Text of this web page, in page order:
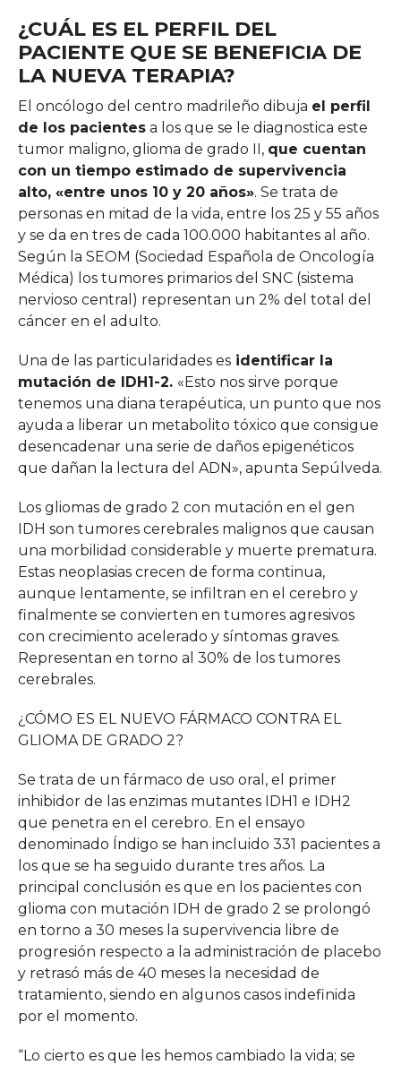
¿CUÁL ES EL PERFIL DEL
PACIENTE QUE SE BENEFICIA DE
LA NUEVA TERAPIA?
El oncólogo del centro madrileño dibuja el perfil
de los pacientesa los que se le diagnostica este
tumor maligno, glioma de grado II, que cuentan
con un tiempo estimado de supervivencia
alto, «entre unos 10 y 20 años». Se trata de
personas en mitad de la vida, entre los 25 y 55 años
y se da en tres de cada 100.000 habitantes al año.
Según la SEOM (Sociedad Española de Oncología
Médica) los tumores primarios del SNC (sistema
nervioso central) representan un 2% del total del
cáncer en el adulto.
Una de las particularidades esidentificar la
mutación de IDH1-2. «Esto nos sirve porque
tenemos una diana terapéutica, un punto que nos
ayuda a liberar un metabolito tóxico que consigue
desencadenar una serie de daños epigenéticos
que dañan la lectura del ADN», apunta Sepúlveda.
Los gliomas de grado 2 con mutación en el gen
IDH son tumores cerebrales malignos que causan
una morbilidad considerable y muerte prematura.
Estas neoplasias crecen de forma continua,
aunque lentamente, se infiltran en el cerebro y
finalmente se convierten en tumores agresivos
con crecimiento acelerado y síntomas graves.
Representan en torno al 30% de los tumores
cerebrales.
¿CÓMO ES EL NUEVO FÁRMACO CONTRA EL
GLIOMA DE GRADO 2?
Se trata de un fármaco de uso oral, el primer
inhibidor de las enzimas mutantes IDH1 e IDH2
que penetra en el cerebro. En el ensayo
denominado Índigo se han incluido 331 pacientes a
los que se ha seguido durante tres años. La
principal conclusión es que en los pacientes con
glioma con mutación IDH de grado 2 se prolongó
en torno a 30 meses la supervivencia libre de
progresión respecto a la administración de placebo
y retrasó más de 40 meses la necesidad de
tratamiento, siendo en algunos casos indefinida
por el momento.
“Lo cierto es que les hemos cambiado la vida; se